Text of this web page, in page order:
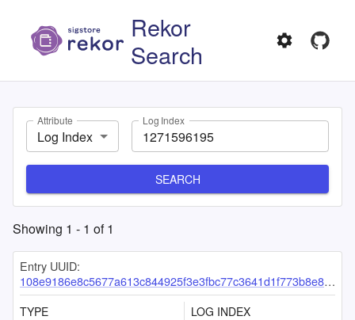
Rekor
Search
Attribute
Log Index
Log Index
SEARCH
Showing 1 - 1 of1
Entry UUID:
108e9186e8c5677a613c844925f3e3fbc77c3641d1f773b8e87baba8c2932e85503086e9a032aa15
TYPE
LOG INDEX